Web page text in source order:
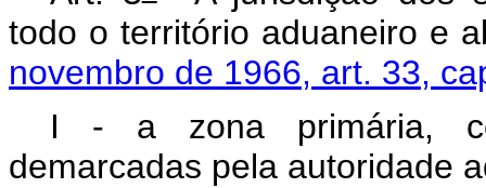
todo o território aduaneiro e
novembro de 1966, art. 33,
I - a zona primária,
demarcadas pela autoridade